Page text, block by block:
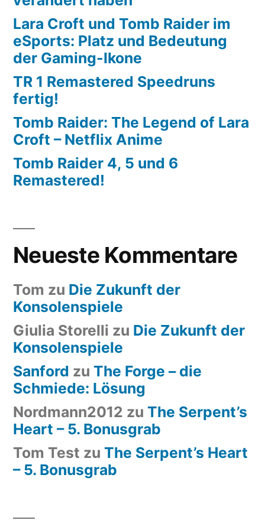
Lara Croft und Tomb Raider im
eSports: Platz und Bedeutung
der Gaming-Ikone
TR 1 Remastered Speedruns
fertig!
Tomb Raider: The Legend of Lara
Croft – Netflix Anime
Tomb Raider 4, 5 und 6
Remastered!
Neueste Kommentare
Tom zu Die Zukunft der
Konsolenspiele
Giulia Storelli zu Die Zukunft der
Konsolenspiele
Sanford zu The Forge – die
Schmiede: Lösung
Nordmann2012 zu The Serpent’s
Heart – 5. Bonusgrab
Tom Test zu The Serpent’s Heart
– 5. Bonusgrab